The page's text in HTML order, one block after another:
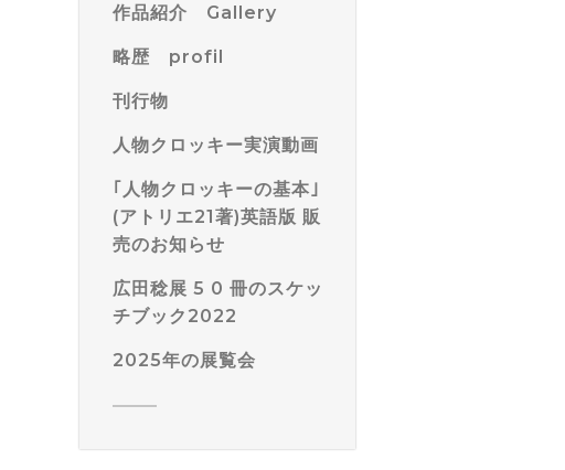
作品紹介 Gallery
略歴 profil
刊行物
人物クロッキー実演動画
｢人物クロッキーの基本｣
(アトリエ21著)英語版 販
売のお知らせ
広田稔展 5 0 冊のスケッ
チブック2022
2025年の展覧会